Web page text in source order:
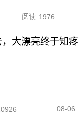
阅读 1976
大漂亮终于知疼
08-06